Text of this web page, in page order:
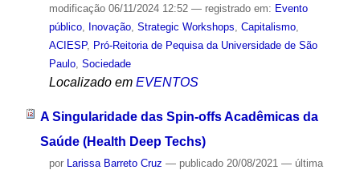
modificação06/11/2024 12:52 — registrado em: Evento
público, Inovação, Strategic Workshops Capitalismo,
ACIESP, Pró-Reitoria de Pequisa da Universidade de São
Paulo, Sociedade
Localizado em EVENTOS
A Singularidade das Spin-offs Acadêmicas da
Saúde (Health Deep Techs)
por Larissa Barreto Cruz — publicado20/08/2021 — última